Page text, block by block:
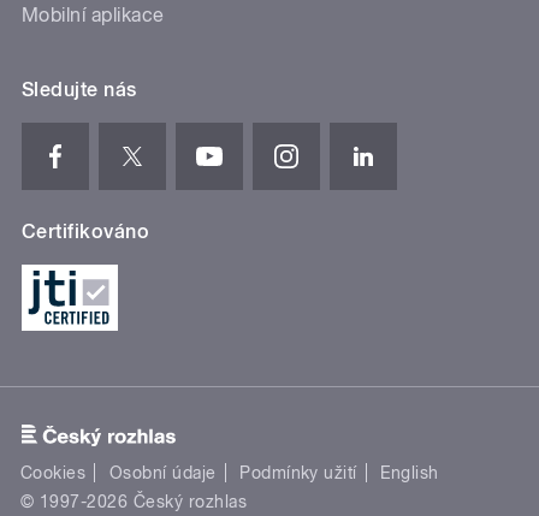
Mobilní aplikace
Sledujte nás
Certifikováno
Cookies Osobní údaje Podmínky užití
English
© 1997-2026 Český rozhlas